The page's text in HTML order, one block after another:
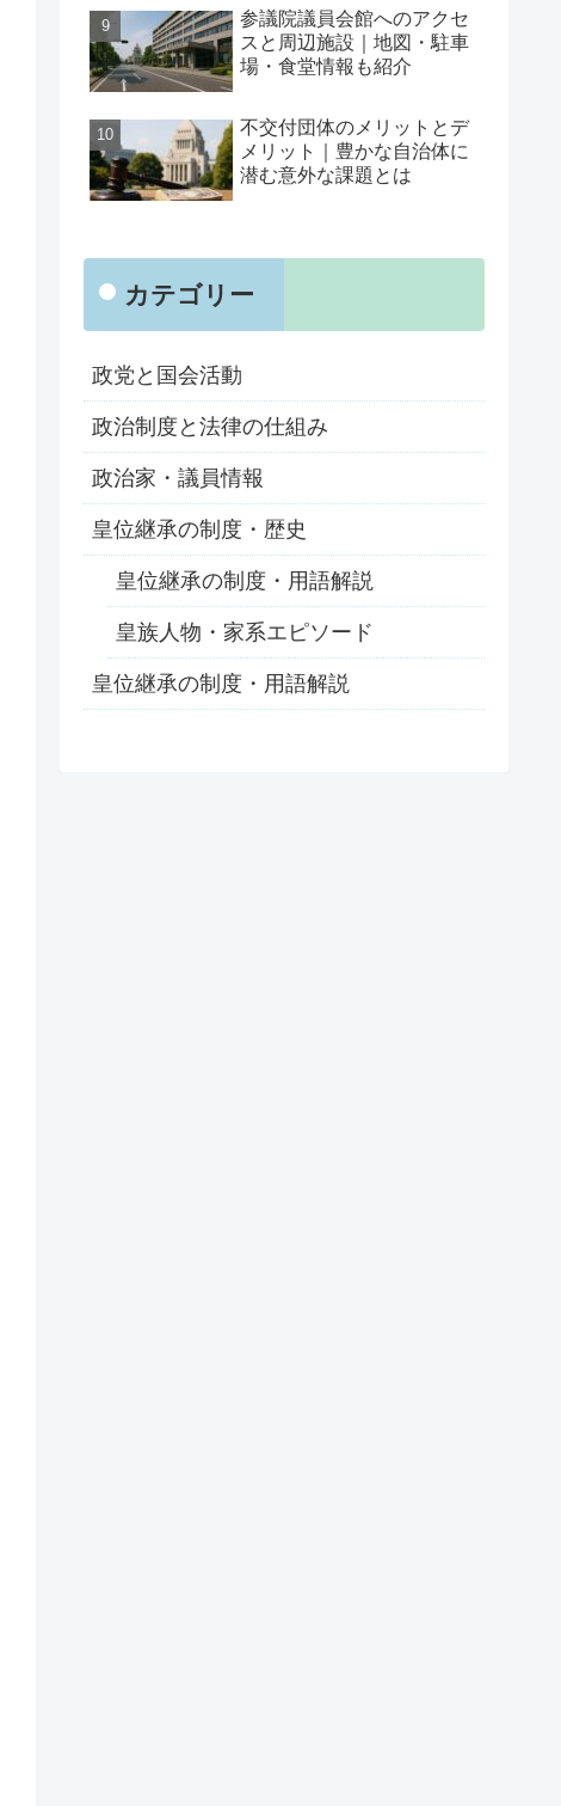
参議院議員会館へのアクセ
スと周辺施設｜地図・駐車
場・食堂情報も紹介
不交付団体のメリットとデ
メリット｜豊かな自治体に
潜む意外な課題とは
カテゴリー
政党と国会活動
政治制度と法律の仕組み
政治家・議員情報
皇位継承の制度・歴史
皇位継承の制度・用語解説
皇族人物・家系エピソード
皇位継承の制度・用語解説